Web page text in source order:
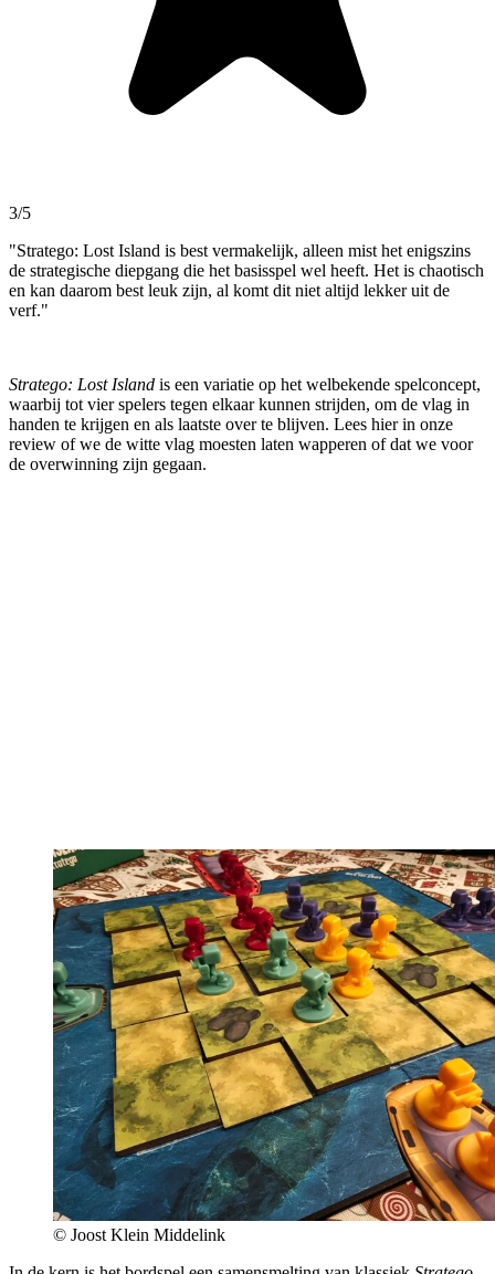
3/5
"Stratego: Lost Island is best vermakelijk, alleen mist het enigszins
de strategische diepgang die het basisspel wel heeft. Het is chaotisch
en kan daarom best leuk zijn, al komt dit niet altijd lekker uit de
verf."
Stratego: Lost Island is een variatie op het welbekende spelconcept,
waarbij tot vier spelers tegen elkaar kunnen strijden, om de vlag in
handen te krijgen en als laatste over te blijven. Lees hier in onze
review of we de witte vlag moesten laten wapperen of dat we voor
de overwinning zijn gegaan.
© Joost Klein Middelink